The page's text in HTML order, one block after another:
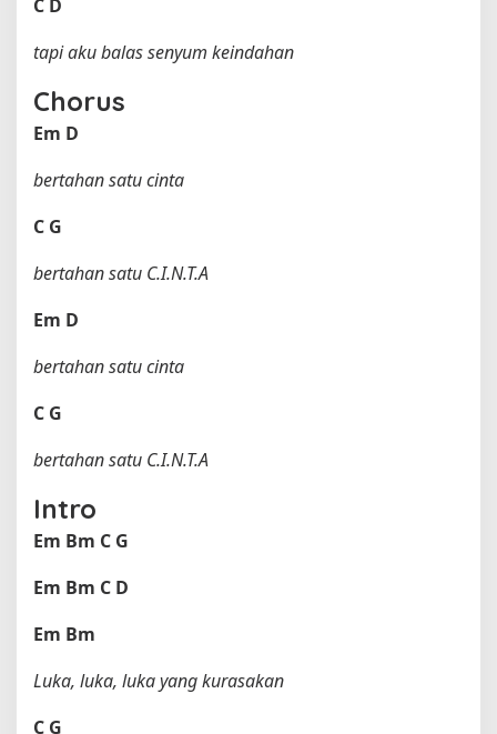
C D
tapi aku balas senyum keindahan
Chorus
Em D
bertahan satu cinta
C G
bertahan satu C.I.N.T.A
Em D
bertahan satu cinta
C G
bertahan satu C.I.N.T.A
Intro
Em Bm C G
Em Bm C D
Em Bm
Luka, luka, luka yang kurasakan
C G